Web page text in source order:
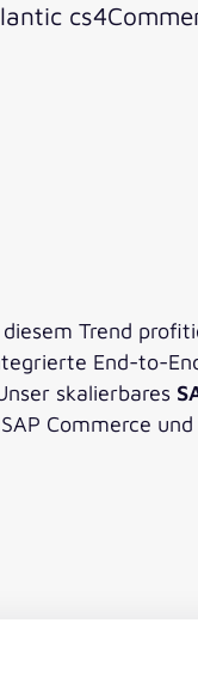
Trend
End-to-
skalierbares
Commerce